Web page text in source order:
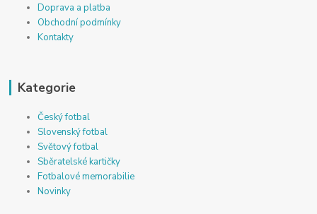
Doprava a platba
Obchodní podmínky
Kontakty
Kategorie
Český fotbal
Slovenský fotbal
Světový fotbal
Sběratelské kartičky
Fotbalové memorabilie
Novinky